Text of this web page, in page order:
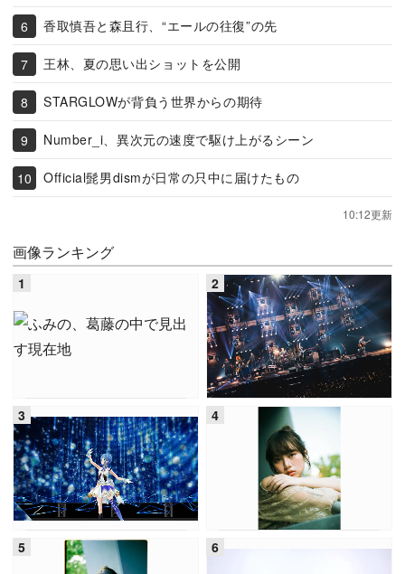
香取慎吾と森且行、“エールの往復”の先
王林、夏の思い出ショットを公開
STARGLOWが背負う世界からの期待
Number_i、異次元の速度で駆け上がるシーン
Official髭男dismが日常の只中に届けたもの
10:12更新
画像ランキング